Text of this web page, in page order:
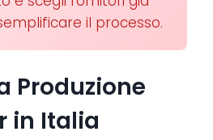
il processo.
Produzione
in Italia